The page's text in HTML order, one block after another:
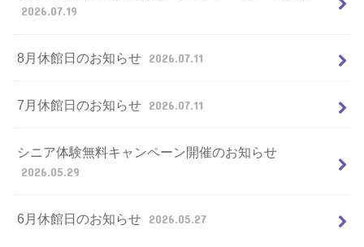
2026.07.19
8月休館日のお知らせ 2026.07.11
7月休館日のお知らせ 2026.07.11
シニア体験無料キャンペーン開催のお知らせ
2026.05.29
6月休館日のお知らせ 2026.05.27